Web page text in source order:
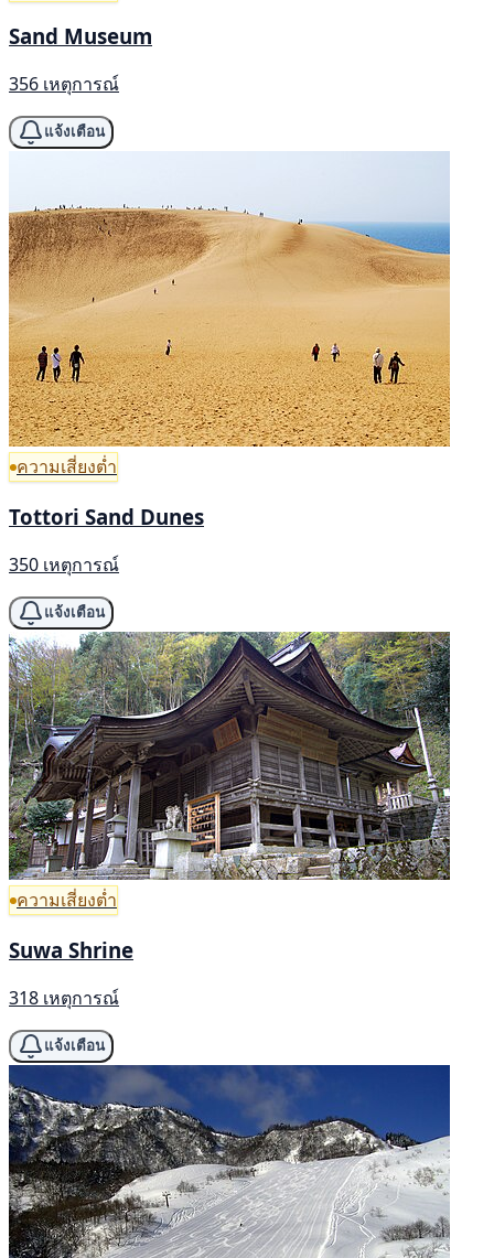
Sand Museum
356 เหตุการณ์
แจ้งเตือน
ความเสี่ยงต่ำ
Tottori Sand Dunes
350 เหตุการณ์
แจ้งเตือน
ความเสี่ยงต่ำ
Suwa Shrine
318 เหตุการณ์
แจ้งเตือน